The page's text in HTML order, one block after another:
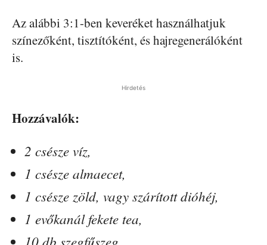
Az alábbi 3:1-ben keveréket használhatjuk
színezőként, tisztítóként, és hajregenerálóként
is.
Hirdetés
Hozzávalók:
2 csésze víz,
1 csésze almaecet,
1 csésze zöld, vagy szárított dióhéj,
1 evőkanál fekete tea,
10 db szegfűszeg,